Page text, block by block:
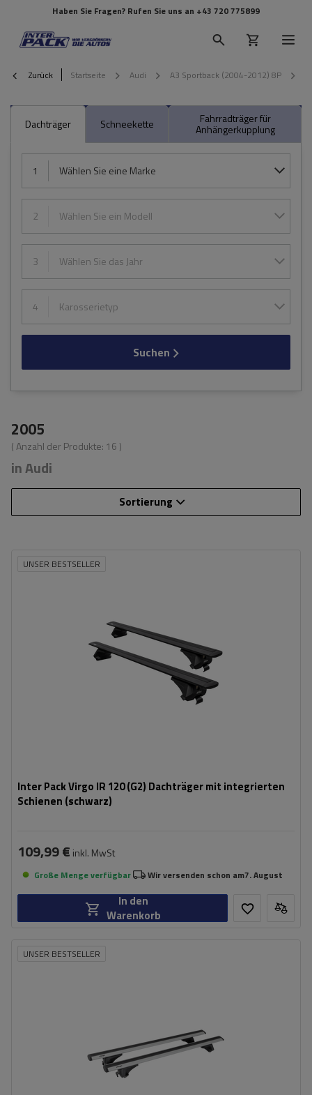
Haben Sie Fragen? Rufen Sie uns an +43 720 775899
Zurück Startseite Audi A3 Sportback (2004-2012) 8P
Dachträger Schneekette Fahrradträger für
Anhängerkupplung
1 Wählen Sie eine Marke
2 Wählen Sie ein Modell
3 Wählen Sie das Jahr
4 Karosserietyp
Suchen
2005
( Anzahl der Produkte: 16 )
in Audi
Sortierung
UNSER BESTSELLER
Inter Pack Virgo IR 120 (G2) Dachträger mit integrierten
Schienen (schwarz)
109,99 € inkl. MwSt
Große Menge verfügbar Wir versenden schon am7. August
In den
Warenkorb
UNSER BESTSELLER